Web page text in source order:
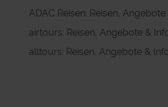
ADAC Reisen: Reisen,
airtours: Reisen, Angebote &
alltours: Reisen, Angebote &